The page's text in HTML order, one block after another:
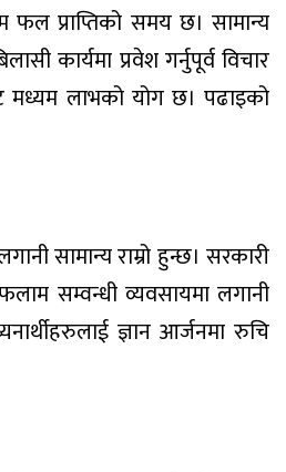
फल प्राप्तिको समय छ। सामान्य
कार्यमा प्रवेश गर्नुपूर्व विचार
मध्यम लाभको योग छ। पढाइको
सामान्य राम्रो हुन्छ। सरकारी
सम्वन्धी व्यवसायमा लगानी
ज्ञान आर्जनमा रुचि